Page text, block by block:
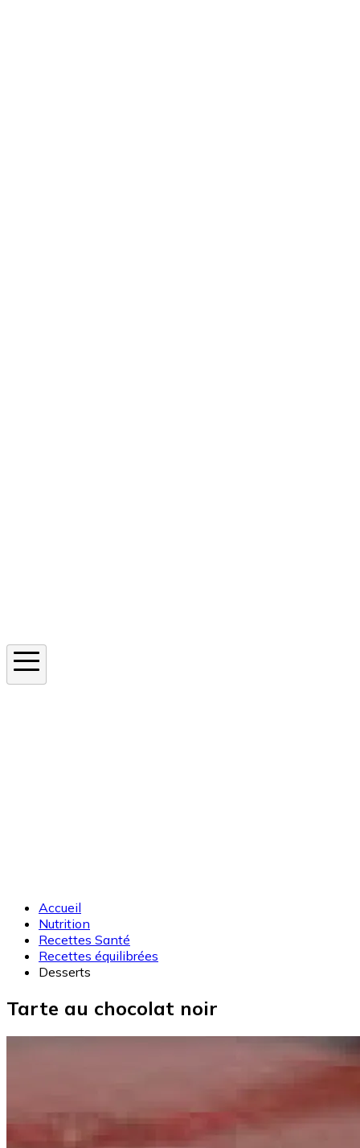
Accueil
Nutrition
Recettes Santé
Recettes équilibrées
Desserts
Tarte au chocolat noir